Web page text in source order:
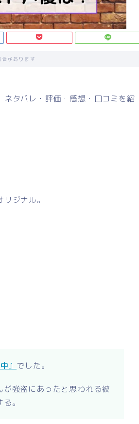
があります
タバレ・評価・感想・口コミを紹
ジナル。
』 でした。
強盗にあったと思われる被
。